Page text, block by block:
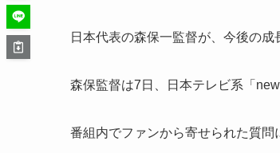
日本代表の森保一監督が、今後の
森保監督は7日、日本テレビ系「
番組内でファンから寄せられた質問